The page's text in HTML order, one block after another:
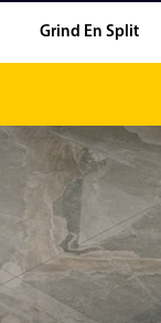
Grind En Split